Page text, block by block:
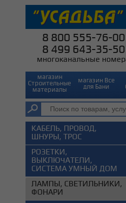
8 800 555-76-00
8 499 643-35-50
многоканальные
магазин
Строительные
материалы
магазин Все
для Бани
КАБЕЛЬ, ПРОВОД,
ШНУРЫ, ТРОС
РОЗЕТКИ,
ВЫКЛЮЧАТЕЛИ,
СИСТЕМА УМНЫЙ ДОМ
ЛАМПЫ, СВЕТИЛЬНИКИ,
ФОНАРИ